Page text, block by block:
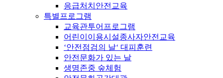
응급처치안전교육
특별프로그램
교육관투어프로그램
어린이이용시설종사자안전교육
‘안전점검의 날‘ 대피훈련
안전문화가 있는 날
생명존중 숲체험